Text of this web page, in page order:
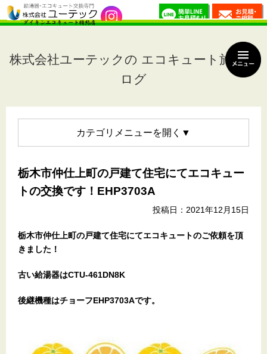
株式会社ユーテックの エコキュート施工ブ
ログ
カテゴリメニュー
栃木市仲仕上町の戸建て住宅にてエコキュー
トの交換です！EHP3703A
投稿日：2021年12月15日
栃木市仲仕上町の戸建て住宅にてエコキュートのご依頼を頂
きました！
古い給湯器はCTU-461DN8K
後継機種はチョーフEHP3703Aです。